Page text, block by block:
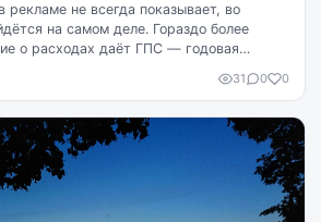
рекламе не всегда показывает, во
на самом деле. Гораздо более
о расходах даёт ГПС — годовая
31 0 0